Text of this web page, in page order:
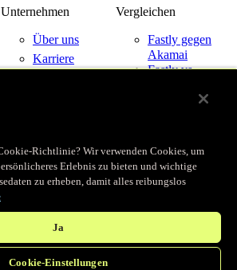
Unternehmen
Über uns
Karriere
Relations
Vertrauen
Vergleichen
Fastly gegen
Akamai
Fastly vs.
Cloud-
Anbietern
Datenschutzrichtlinie
Richtlinie? Wir verwenden Cookies, um
Erlebnis zu bieten und wichtige
zu erheben, damit alles reibungslos
Ja
Cookie-Einstellungen